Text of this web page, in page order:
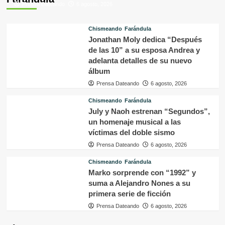
Prensa Dateando
Chismeando Farándula
Jonathan Moly dedica “Después
de las 10” a su esposa Andrea y
adelanta detalles de su nuevo
álbum
Prensa Dateando 6 agosto, 2026
Chismeando Farándula
July y Naoh estrenan “Segundos”,
un homenaje musical a las
víctimas del doble sismo
Prensa Dateando 6 agosto, 2026
Chismeando Farándula
Marko sorprende con “1992” y
suma a Alejandro Nones a su
primera serie de ficción
Prensa Dateando 6 agosto, 2026